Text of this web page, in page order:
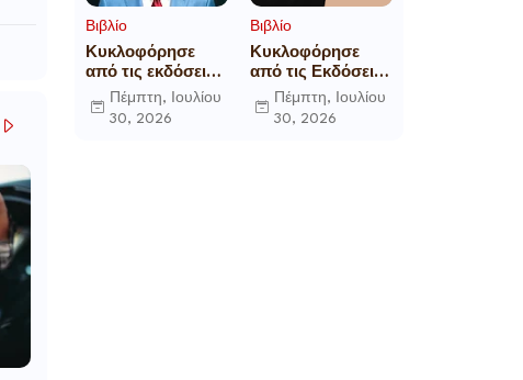
Βιβλίο
Κυκλοφόρησε
από τις εκδόσεις
Gema το
μυθιστόρημα του
Πέμπτη, Ιουλίου
30, 2026
Βιβλίο
Κυκλοφόρησε
από τις Εκδόσεις
Επίμετρο το
αστυνομικό
Πέμπτη, Ιουλίου
30, 2026